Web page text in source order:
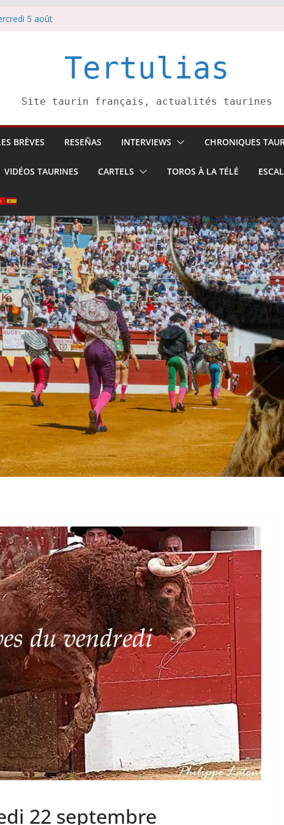
5 août
Tertulias
Site taurin français, actualités taurines
BRÈVES RESEÑAS INTERVIEWS CHRONIQUES
VIDÉOS TAURINES CARTELS TOROS À LA TÉLÉ
22 septembre
TAURINES 2026
en
ACTUALITÉS TAURINES PHOTOS TAURINES 2026
Bayonne, la corrida des
fêtes en photos
17/07/2026 Tertulias